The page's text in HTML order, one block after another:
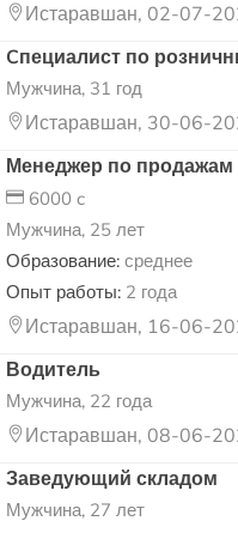
Истаравшан, 02-07-
Cпециалист по
Мужчина, 31 год
Истаравшан, 30-06-
Менеджер по продажам
6000 c
Мужчина, 25 лет
Образование: среднее
Опыт работы: 2 года
Истаравшан, 16-06-
Водитель
Мужчина, 22 года
Истаравшан, 08-06-
Заведующий складом
Мужчина, 27 лет